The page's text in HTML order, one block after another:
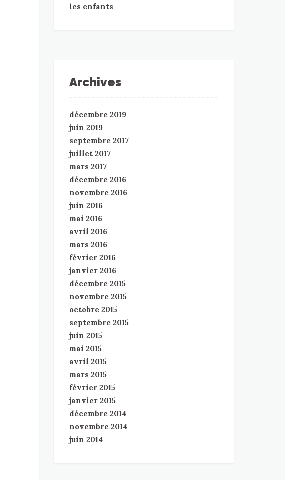
les enfants
Archives
décembre 2019
juin 2019
septembre 2017
juillet 2017
mars 2017
décembre 2016
novembre 2016
juin 2016
mai 2016
avril 2016
mars 2016
février 2016
janvier 2016
décembre 2015
novembre 2015
octobre 2015
septembre 2015
juin 2015
mai 2015
avril 2015
mars 2015
février 2015
janvier 2015
décembre 2014
novembre 2014
juin 2014